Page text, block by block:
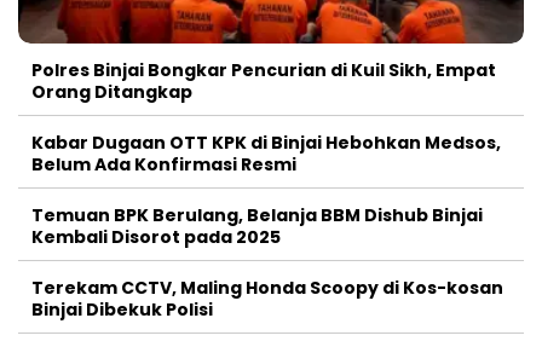
Polres Binjai Bongkar Pencurian di Kuil Sikh, Empat
Orang Ditangkap
Kabar Dugaan OTT KPK di Binjai Hebohkan Medsos,
Belum Ada Konfirmasi Resmi
Temuan BPK Berulang, Belanja BBM Dishub Binjai
Kembali Disorot pada 2025
Terekam CCTV, Maling Honda Scoopy di Kos-kosan
Binjai Dibekuk Polisi